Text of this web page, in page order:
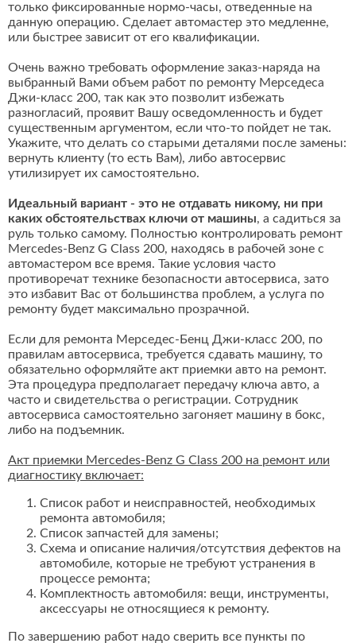
только фиксированные нормо-часы, отведенные на
данную операцию. Сделает автомастер это медленне,
или быстрее зависит от его квалификации.
Очень важно требовать оформление заказ-наряда на
выбранный Вами объем работ по ремонту Мерседеса
Джи-класс 200, так как это позволит избежать
разногласий, проявит Вашу осведомленность и будет
существенным аргументом, если что-то пойдет не так.
Укажите, что делать со старыми деталями после замены:
вернуть клиенту (то есть Вам), либо автосервис
утилизирует их самостоятельно.
Идеальный вариант - это не отдавать никому, ни при
каких обстоятельствах ключи от машины, а садиться за
руль только самому. Полностью контролировать ремонт
Mercedes-Benz G Class 200, находясь в рабочей зоне с
автомастером все время. Такие условия часто
противоречат технике безопасности автосервиса, зато
это избавит Вас от большинства проблем, а услуга по
ремонту будет максимально прозрачной.
Если для ремонта Мерседес-Бенц Джи-класс 200, по
правилам автосервиса, требуется сдавать машину, то
обязательно оформляйте акт приемки авто на ремонт.
Эта процедура предполагает передачу ключа авто, а
часто и свидетельства о регистрации. Сотрудник
автосервиса самостоятельно загоняет машину в бокс,
либо на подъемник.
Акт приемки Mercedes-Benz G Class 200 на ремонт или
диагностику включает:
Список работ и неисправностей, необходимых
ремонта автомобиля;
Список запчастей для замены;
Схема и описание наличия/отсутствия дефектов на
автомобиле, которые не требуют устранения в
процессе ремонта;
Комплектность автомобиля: вещи, инструменты,
аксессуары не относящиеся к ремонту.
По завершению работ надо сверить все пункты по